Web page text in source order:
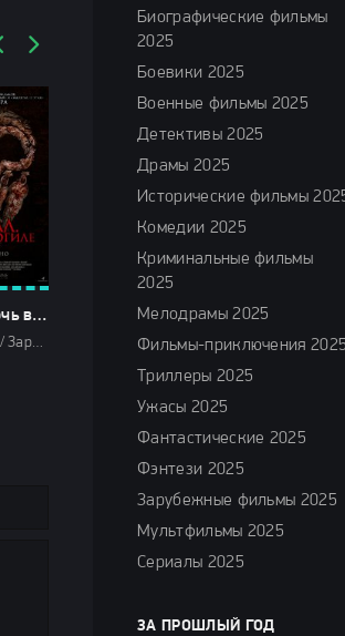
Астрал. Ночь в могиле (2024)
Ужасы 2024 / Зарубежные фильмы 2024 / Новинки кино 2024 / Последние фильмы 2024 / Фильмы осени 2024 / Фильмы 2024 / Смотреть фильмы онлайн
Биографические фильмы
2025
Боевики 2025
Военные фильмы 2025
Детективы 2025
Драмы 2025
Исторические фильмы
Комедии 2025
Криминальные фильмы
2025
Мелодрамы 2025
Фильмы-приключения 2025
Триллеры 2025
Ужасы 2025
Фантастические 2025
Фэнтези 2025
Зарубежные фильмы 2025
Мультфильмы 2025
Сериалы 2025
ЗА ПРОШЛЫЙ ГОД